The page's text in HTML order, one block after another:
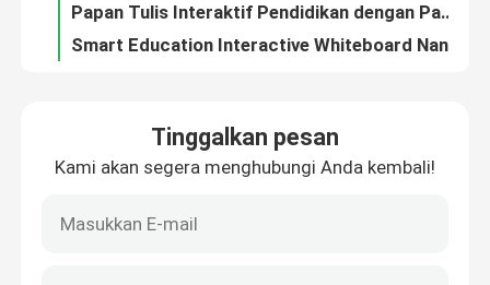
Hubungi kami
Permintaan Penawaran
Papan Tulis Interaktif Pendidikan dengan Panel Layar LED/LCD Android 11.0/12.0 OS 2x15W/20W Speaker
Tinggalkan pesan
Kami akan segera menghubungi Anda kembali!